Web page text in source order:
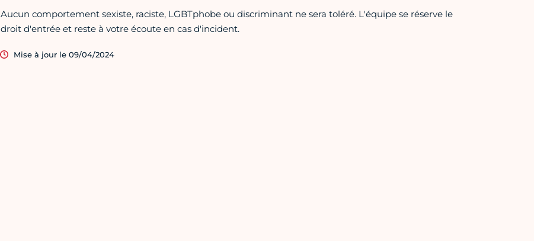
Aucun comportement sexiste, raciste, LGBTphobe ou discriminant ne sera toléré. L'équipe se réserve le
droit d'entrée et reste à votre écoute en cas d'incident.
Mise à jour le 09/04/2024